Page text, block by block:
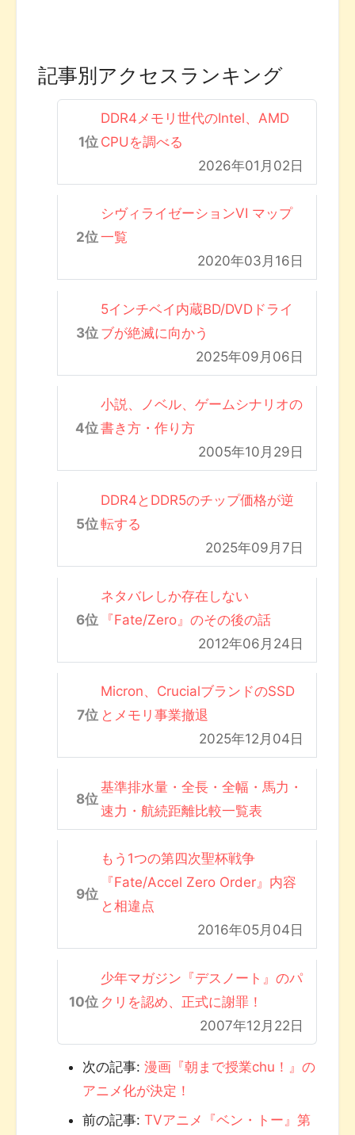
記事別アクセスランキング
DDR4メモリ世代のIntel、AMD
CPUを調べる
2026年01月02日
シヴィライゼーションVI マップ
一覧
2020年03月16日
5インチベイ内蔵BD/DVDドライ
ブが絶滅に向かう
2025年09月06日
小説、ノベル、ゲームシナリオの
書き方・作り方
2005年10月29日
DDR4とDDR5のチップ価格が逆
転する
2025年09月7日
ネタバレしか存在しない
『Fate/Zero』のその後の話
2012年06月24日
Micron、CrucialブランドのSSD
とメモリ事業撤退
2025年12月04日
基準排水量・全長・全幅・馬力・
速力・航続距離比較一覧表
もう1つの第四次聖杯戦争
『Fate/Accel Zero Order』内容
と相違点
2016年05月04日
少年マガジン『デスノート』のパ
クリを認め、正式に謝罪！
2007年12月22日
次の記事: 漫画『朝まで授業chu！』の
アニメ化が決定！
前の記事: TVアニメ『ベン・トー』第